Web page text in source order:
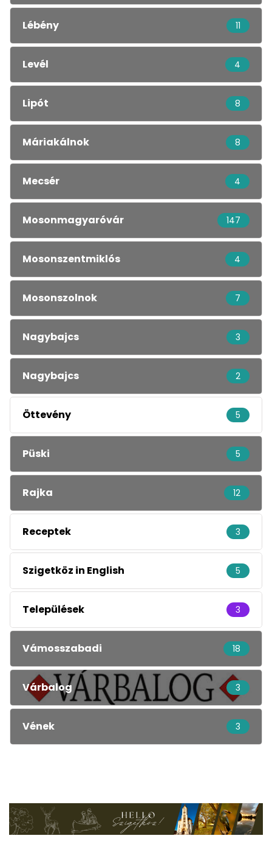
Lébény 11
Levél 4
Lipót 8
Máriakálnok 8
Mecsér 4
Mosonmagyaróvár 147
Mosonszentmiklós 4
Mosonszolnok 7
Nagybajcs 3
Nagybajcs 2
Öttevény 5
Püski 5
Rajka 12
Receptek 3
Szigetköz in English 5
Települések 3
Vámosszabadi 18
Várbalog 3
Vének 3